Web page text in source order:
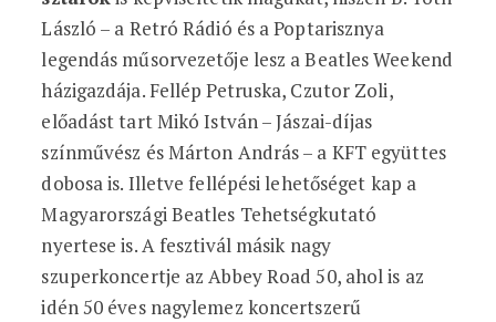
László – a Retró Rádió és a Poptarisznya
legendás műsorvezetője lesz a Beatles Weekend
házigazdája. Fellép Petruska, Czutor Zoli,
előadást tart Mikó István – Jászai-díjas
színművész és Márton András – a KFT együttes
dobosa is. Illetve fellépési lehetőséget kap a
Magyarországi Beatles Tehetségkutató
nyertese is. A fesztivál másik nagy
szuperkoncertje az Abbey Road 50, ahol is az
idén 50 éves nagylemez koncertszerű